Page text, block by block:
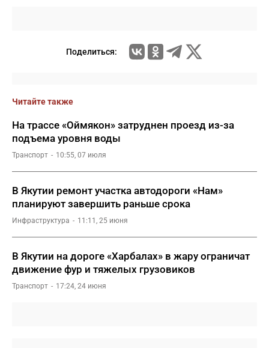
Поделиться:
Читайте также
На трассе «Оймякон» затруднен проезд из-за
подъема уровня воды
Транспорт 10:55, 07 июля
В Якутии ремонт участка автодороги «Нам»
планируют завершить раньше срока
Инфраструктура 11:11, 25 июня
В Якутии на дороге «Харбалах» в жару ограничат
движение фур и тяжелых грузовиков
Транспорт 17:24, 24 июня